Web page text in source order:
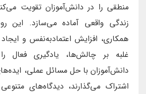
منطقی را در دانش‌آموزان تقویت
زندگی واقعی آماده می‌سازد. این
همکاری، افزایش اعتمادبه‌نفس و
غلبه بر چالش‌ها، یادگیری فعال
دانش‌آموزان با حل مسائل عملی،
اشتراک می‌گذارند، دیدگاه‌های